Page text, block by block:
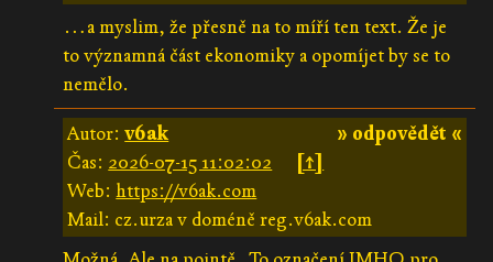
…a myslim, že přesně na to míří ten text. Že je
to významná část ekonomiky a opomíjet by se to
nemělo.
» odpovědět «
Autor:v6ak
Čas: 2026-07-15 11:02:02
[↑]
Web:https://v6ak.com
Mail: cz.urza v doméně reg.v6ak.com